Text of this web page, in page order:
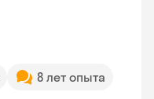
8 лет опыта